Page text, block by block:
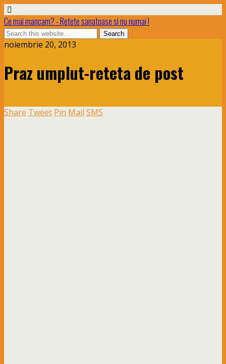
Ce mai mancam? - Retete sanatoase si nu numai !
noiembrie 20, 2013
Praz umplut-reteta de post
Share Tweet Pin Mail SMS